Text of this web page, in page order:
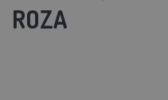
ROZA